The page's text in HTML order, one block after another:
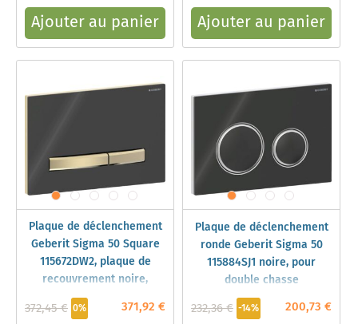
Ajouter au panier Ajouter au panier
Plaque de déclenchement
Geberit Sigma 50 Square
115672DW2, plaque de
recouvrement noire,
plaque/bouton en laiton,
pour double chasse
371,92 €
372,45 € 0%
Plaque de déclenchement
ronde Geberit Sigma 50
115884SJ1 noire, pour
double chasse
200,73 €
232,36 € -14%